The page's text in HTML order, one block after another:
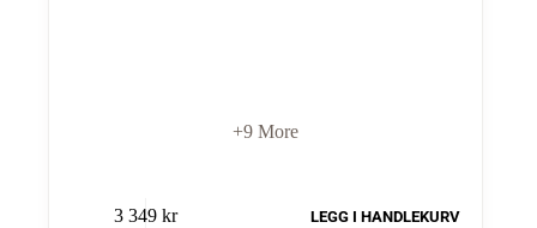
+9 More
3 349 kr LEGG I HANDLEKURV